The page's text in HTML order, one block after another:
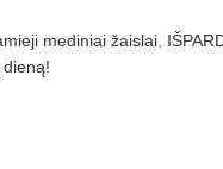
mediniai žaislai